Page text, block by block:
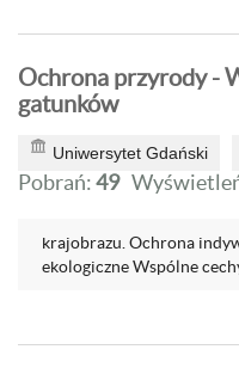
Ochrona przyrody -
gatunków
Uniwersytet Gdański
Pobrań:49
krajobrazu. Ochrona
ekologiczne Wspólne